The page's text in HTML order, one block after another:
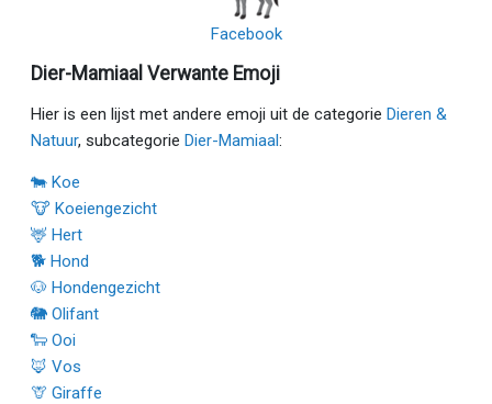
Facebook
Dier-Mamiaal Verwante Emoji
Hier is een lijst met andere emoji uit de categorie Dieren &
Natuur, subcategorie Dier-Mamiaal:
🐄 Koe
🐮 Koeiengezicht
🦌 Hert
🐕 Hond
🐶 Hondengezicht
🐘 Olifant
🐑 Ooi
🦊 Vos
🦒 Giraffe